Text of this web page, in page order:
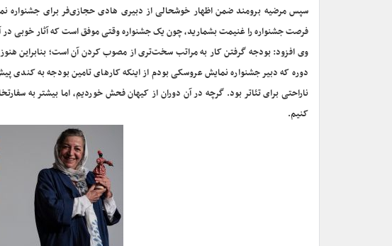
سپس مرضیه برومند ضمن اظهار خوشحالی از دبیری هادی حجازی‌فر برای
فرصت جشنواره را غنیمت بشمارید، چون یک جشنواره وقتی موفق است که آثار خوبی در
وی افزود: بودجه گرفتن کار به مراتب سخت‌تری از مصوب کردن آن است؛ بنابراین
دوره که دبیر جشنواره نمایش عروسکی بودم از اینکه کارهای تامین بودجه به
ناراحتی برای تئاتر بود. گرچه در آن دوران از کیهان فحش خوردیم، اما بیشتر به
کنیم.